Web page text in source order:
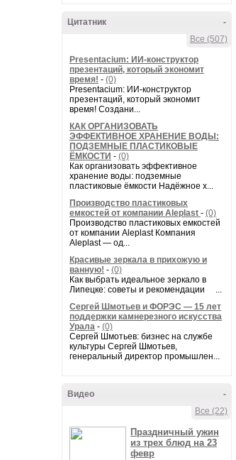
-
Цитатник
Все (507)
Presentacium: ИИ‑конструктор
презентаций, который экономит
время! - (0)
Presentacium: ИИ‑конструктор
презентаций, который экономит
время! Создани...
КАК ОРГАНИЗОВАТЬ
ЭФФЕКТИВНОЕ ХРАНЕНИЕ ВОДЫ:
ПОДЗЕМНЫЕ ПЛАСТИКОВЫЕ
ЁМКОСТИ - (0)
Как организовать эффективное
хранение воды: подземные
пластиковые ёмкости Надёжное х...
Производство пластиковых
емкостей от компании Aleplast - (0)
Производство пластиковых емкостей
от компании Aleplast Компания
Aleplast — од...
Красивые зеркала в прихожую и
ванную! - (0)
Как выбрать идеальное зеркало в
Липецке: советы и рекомендации ...
Сергей Шмотьев и ФОРЭС — 15 лет
поддержки камнерезного искусства
Урала - (0)
Сергей Шмотьев: бизнес на службе
культуры Сергей Шмотьев,
генеральный директор промышлен...
-
Видео
Все (22)
Праздничный ужин
из трех блюд на 23
февр